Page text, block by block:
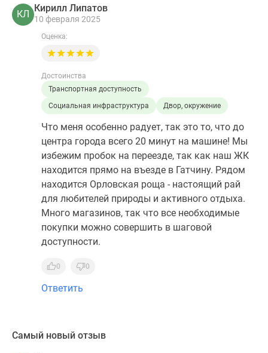
КЛ
Кирилл Липатов
10 февраля 2025
Оценка:
Достоинства
Транспортная доступность
Социальная инфраструктура
Двор, окружение
Что меня особенно радует, так это то, что до
центра города всего 20 минут на машине! Мы
избежим пробок на переезде, так как наш ЖК
находится прямо на въезде в Гатчину. Рядом
находится Орловская роща - настоящий рай
для любителей природы и активного отдыха.
Много магазинов, так что все необходимые
покупки можно совершить в шаговой
доступности.
0 0
Ответить
Самый новый отзыв